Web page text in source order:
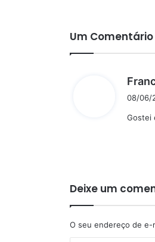
Um Comentário
08/06/
Gostei
Deixe um
O seu endereço de e-